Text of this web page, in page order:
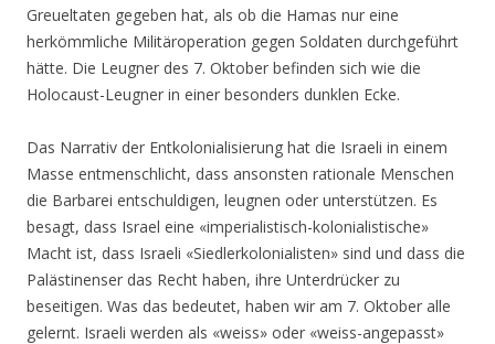
Greueltaten gegeben hat, als ob die Hamas nur eine
herkömmliche Militäroperation gegen Soldaten durchgeführt
hätte. Die Leugner des 7. Oktober befinden sich wie die
Holocaust-Leugner in einer besonders dunklen Ecke.
Das Narrativ der Entkolonialisierung hat die Israeli in einem
Masse entmenschlicht, dass ansonsten rationale Menschen
die Barbarei entschuldigen, leugnen oder unterstützen. Es
besagt, dass Israel eine «imperialistisch-kolonialistische»
Macht ist, dass Israeli «Siedlerkolonialisten» sind und dass die
Palästinenser das Recht haben, ihre Unterdrücker zu
beseitigen. Was das bedeutet, haben wir am 7. Oktober alle
gelernt. Israeli werden als «weiss» oder «weiss-angepasst»